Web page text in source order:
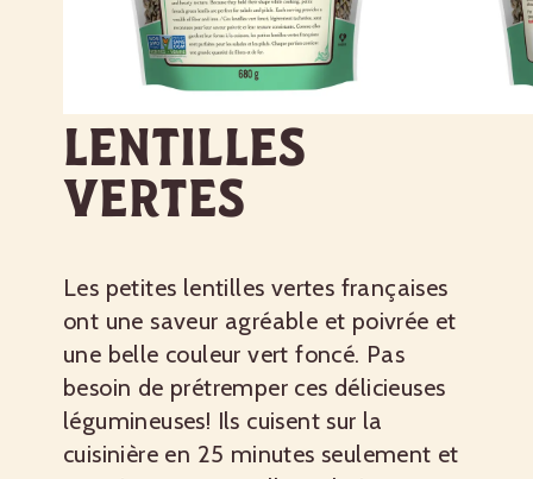
Lentilles
vertes
Les petites lentilles vertes françaises
ont une saveur agréable et poivrée et
une belle couleur vert foncé. Pas
besoin de prétremper ces délicieuses
légumineuses! Ils cuisent sur la
cuisinière en 25 minutes seulement et